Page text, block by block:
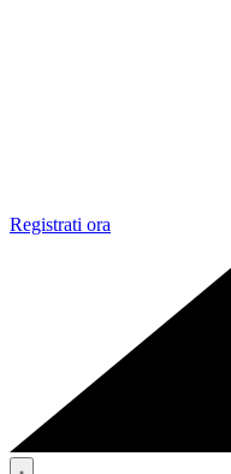
Registrati ora